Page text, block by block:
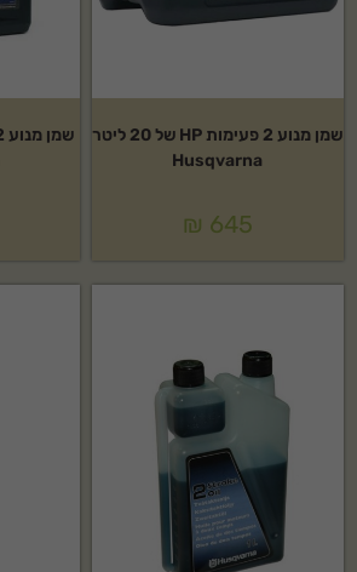
שמן מנוע 2 פעימות HP של 20 ליטר
Husqvarna
₪ 645